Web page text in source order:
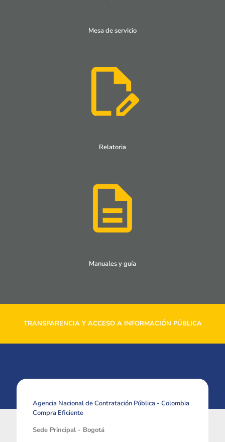
Mesa de servicio
Relatoria
Manuales y guía
TRANSPARENCIA Y ACCESO A INFORMACIÓN PÚBLICA
Agencia Nacional de Contratación Pública - Colombia
Compra Eficiente
Sede Principal - Bogotá